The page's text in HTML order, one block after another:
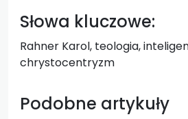
Słowa kluczowe:
Rahner Karol, teologia,
chrystocentryzm
Podobne artykuły